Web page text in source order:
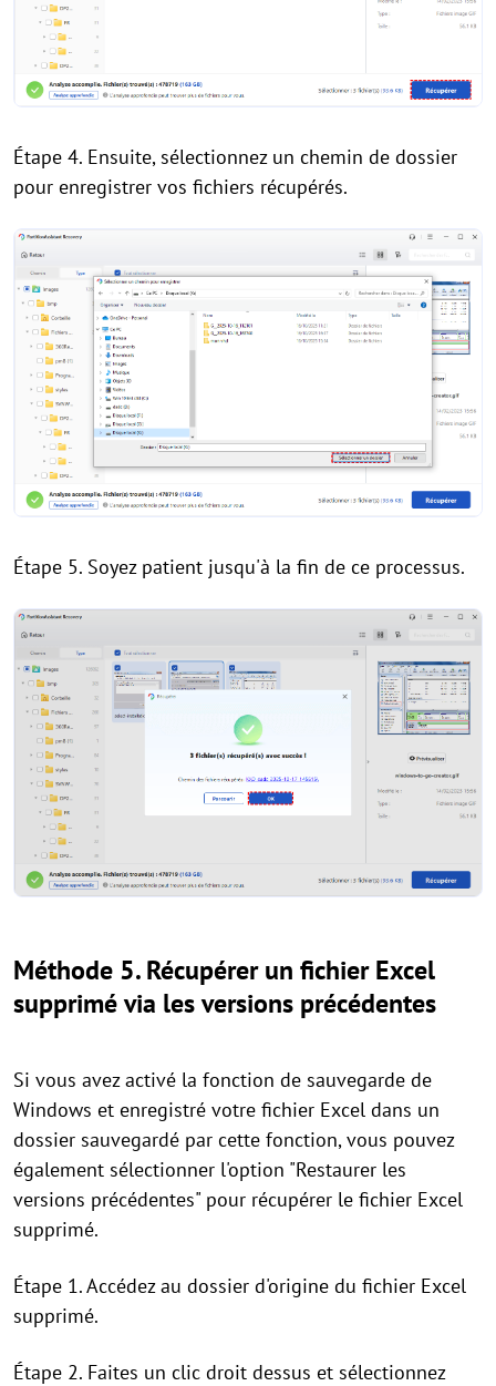
Étape 4. Ensuite, sélectionnez un chemin de dossier
pour enregistrer vos fichiers récupérés.
Étape 5. Soyez patient jusqu'à la fin de ce processus.
Méthode 5. Récupérer un fichier Excel
supprimé via les versions précédentes
Si vous avez activé la fonction de sauvegarde de
Windows et enregistré votre fichier Excel dans un
dossier sauvegardé par cette fonction, vous pouvez
également sélectionner l'option "Restaurer les
versions précédentes" pour récupérer le fichier Excel
supprimé.
Étape 1. Accédez au dossier d'origine du fichier Excel
supprimé.
Étape 2. Faites un clic droit dessus et sélectionnez